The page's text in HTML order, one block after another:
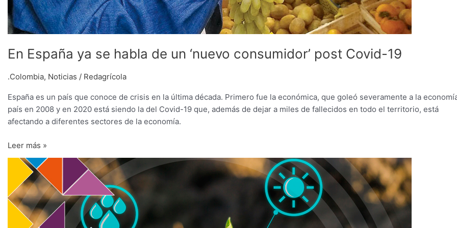
En España ya se habla de un ‘nuevo consumidor’ post Covid-19
.Colombia, Noticias / Redagrícola
España es un país que conoce de crisis en la última década. Primero fue la económica, que goleó severamente a la
país en 2008 y en 2020 está siendo la del Covid-19 que, además de dejar a miles de fallecidos en todo el territorio, está
afectando a diferentes sectores de la economía.
Leer más »
‘agtech’
aterriza
en
Chile